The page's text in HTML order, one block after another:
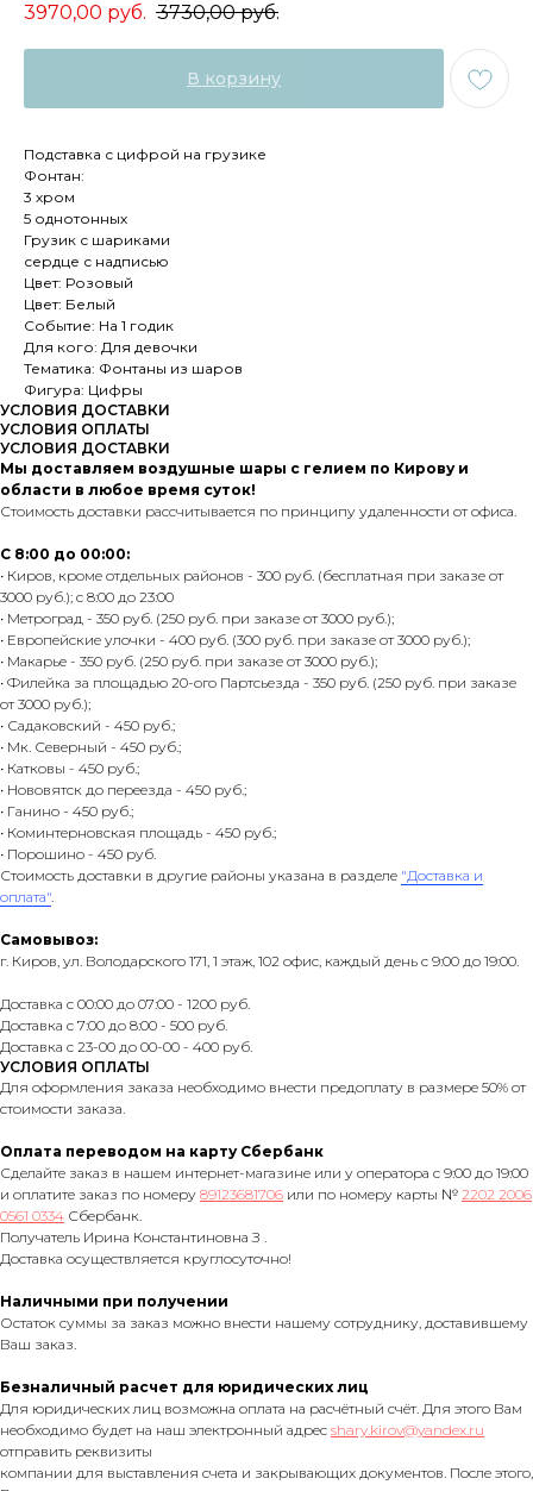
3970,00 руб. 3730,00 руб.
В корзину
Подставка с цифрой на грузике
Фонтан:
3 хром
5 однотонных
Грузик с шариками
сердце с надписью
Цвет: Розовый
Цвет: Белый
Событие: На 1 годик
Для кого: Для девочки
Тематика: Фонтаны из шаров
Фигура: Цифры
УСЛОВИЯ ДОСТАВКИ
УСЛОВИЯ ОПЛАТЫ
УСЛОВИЯ ДОСТАВКИ
Мы доставляем воздушные шары с гелием по Кирову и
области в любое время суток!
Стоимость доставки рассчитывается по принципу удаленности от офиса.
С 8:00 до 00:00:
• Киров, кроме отдельных районов - 300 руб. (бесплатная при заказе от
3000 руб.); с 8:00 до 23:00
• Метроград - 350 руб. (250 руб. при заказе от 3000 руб.);
• Европейские улочки - 400 руб. (300 руб. при заказе от 3000 руб.);
• Макарье - 350 руб. (250 руб. при заказе от 3000 руб.);
• Филейка за площадью 20-ого Партсьезда - 350 руб. (250 руб. при заказе
от 3000 руб.);
• Садаковский - 450 руб.;
• Мк. Северный - 450 руб.;
• Катковы - 450 руб.;
• Нововятск до переезда - 450 руб.;
• Ганино - 450 руб.;
• Коминтерновская площадь - 450 руб.;
• Порошино - 450 руб.
Стоимость доставки в другие районы указана в разделе "Доставка и
оплата".
Самовывоз:
г. Киров, ул. Володарского 171, 1 этаж, 102 офис, каждый день с 9:00 до 19:00.
Доставка с 00:00 до 07:00 - 1200 руб.
Доставка с 7:00 до 8:00 - 500 руб.
Доставка с 23-00 до 00-00 - 400 руб.
УСЛОВИЯ ОПЛАТЫ
Для оформления заказа необходимо внести предоплату в размере 50% от
стоимости заказа.
Оплата переводом на карту Сбербанк
Сделайте заказ в нашем интернет-магазине или у оператора с 9:00 до 19:00
и оплатите заказ по номеру 89123681706 или по номеру карты № 2202 2006
0561 0334 Сбербанк.
Получатель Ирина Константиновна З .
Доставка осуществляется круглосуточно!
Наличными при получении
Остаток суммы за заказ можно внести нашему сотруднику, доставившему
Ваш заказ.
Безналичный расчет для юридических лиц
Для юридических лиц возможна оплата на расчётный счёт. Для этого Вам
необходимо будет на наш электронный адрес shary.kirov@yandex.ru
отправить реквизиты
компании для выставления счета и закрывающих документов. После этого,